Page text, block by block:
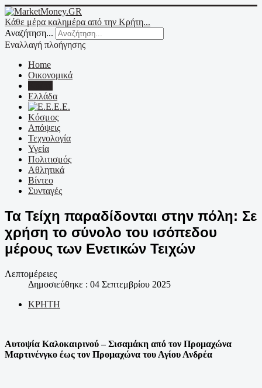
Κάθε μέρα καλημέρα από την Κρήτη...
Αναζήτηση...
Εναλλαγή πλοήγησης
Home
Οικονομικά
Ελλάδα
Ε.Ε.
Κόσμος
Απόψεις
Τεχνολογία
Υγεία
Πολιτισμός
Αθλητικά
Βίντεο
Συνταγές
Τα Τείχη παραδίδονται στην πόλη: Σε
χρήση το σύνολο του ισόπεδου
μέρους των Ενετικών Τειχών
Λεπτομέρειες
Δημοσιεύθηκε : 04 Σεπτεμβρίου 2025
ΚΡΗΤΗ
Αυτοψία Καλοκαιρινού – Σισαμάκη από τον Προμαχώνα
Μαρτινένγκο έως τον Προμαχώνα του Αγίου Ανδρέα